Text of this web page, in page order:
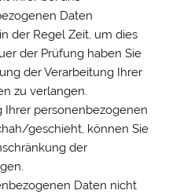
Daten
der Regel Zeit, um dies
der Prüfung haben Sie
der Verarbeitung Ihrer
zu verlangen.
Ihrer personenbezogenen
geschieht, können Sie
der
Daten nicht